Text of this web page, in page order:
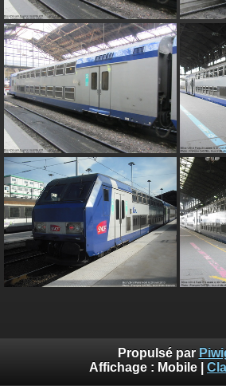
Propulsé par
Affichage : Mobile